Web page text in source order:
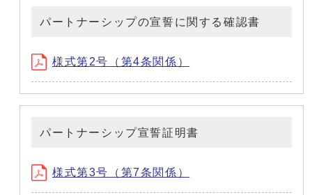
パートナーシップの宣誓に関する確認書
様式第2号（第4条関係）
パートナーシップ宣誓証明書
様式第3号（第7条関係）